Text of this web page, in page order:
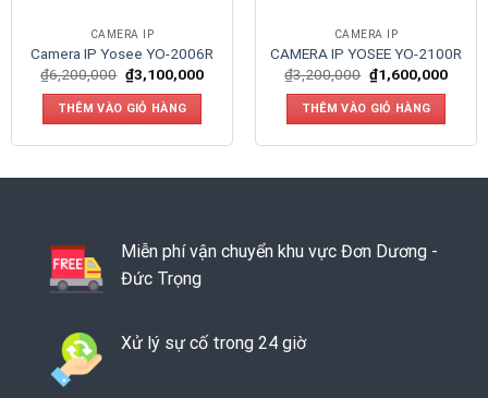
CAMERA IP
Camera IP Yosee YO-2006R
₫6,200,000 ₫3,100,000
THÊM VÀO GIỎ HÀNG
CAMERA IP
CAMERA IP YOSEE YO-2100R
₫3,200,000 ₫1,600,000
THÊM VÀO GIỎ HÀNG
Miễn phí vận chuyển khu vực Đơn Dương -
Đức Trọng
Xử lý sự cố trong 24 giờ